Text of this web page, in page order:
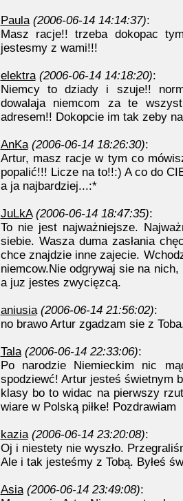
Paula (2006-06-14 14:14:37):
Masz racje!! trzeba dokopac
jestesmy z wami!!!
elektra (2006-06-14 14:18:20):
Niemcy to dziady i szuje!!
dowalaja niemcom za te
adresem!! Dokopcie im tak zeby
AnKa (2006-06-14 18:26:30):
Artur, masz racje w tym co
popalić!!! Licze na to!!:) A co do
a ja najbardziej...:*
JuLkA (2006-06-14 18:47:35):
To nie jest najważniejsze.
siebie. Wasza duma zasłania
chce znajdzie inne zajecie.
niemcow.Nie odgrywaj sie na
a juz jestes zwycięzcą.
aniusia (2006-06-14 21:56:02):
no brawo Artur zgadzam sie z
Tala (2006-06-14 22:33:06):
Po narodzie Niemieckim nic
spodziewć! Artur jesteś świetnym
klasy bo to widac na pierwszy
wiare w Polską piłke! Pozdrawiam
kazia (2006-06-14 23:20:08):
Oj i niestety nie wyszło.
Ale i tak jesteśmy z Tobą. Byłeś
Asia (2006-06-14 23:49:08):